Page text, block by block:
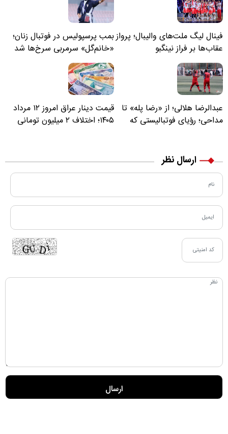
فینال لیگ ملت‌های والیبال؛ پرواز
عقاب‌ها بر فراز نینگبو
بمب پرسپولیس در فوتبال زنان؛
«خانم‌گل» سرمربی سرخ‌ها شد
عبدالرضا هلالی؛ از «رضا پله» تا
مداحی؛ رؤیای فوتبالیستی که
قیمت دینار عراق امروز ۱۲ مرداد
۱۴۰۵؛ اختلاف ۲ میلیون تومانی
ارسال نظر